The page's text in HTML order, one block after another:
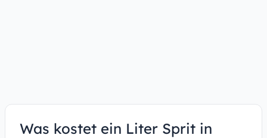
Was kostet ein Liter Sprit in